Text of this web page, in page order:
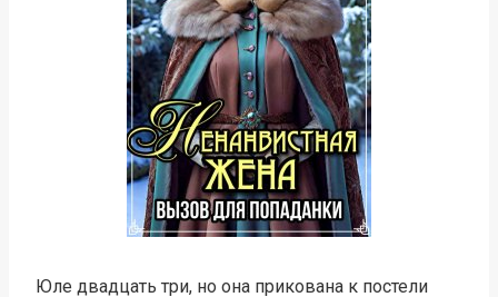
Юле двадцать три, но она прикована к постели